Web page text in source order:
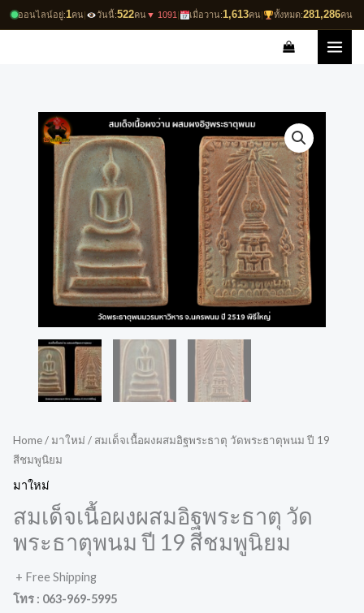
ออนไลน์อยู่:1คน| วันนี้:522คน▼ 1091 | เมื่อวาน:1,613คน| ทั้งหมด:281,286คน
Skip
to
Home/ มาใหม่ / สมเด็จเนื้อผงผสมอิฐพระธาตุ วัดพระธาตุพนม ปี 19
สีชมพูนิยม
มาใหม่
สมเด็จเนื้อผงผสมอิฐพระธาตุ วัด
พระธาตุพนม ปี 19 สีชมพูนิยม
+ Free Shipping
โทร : 063-969-5995